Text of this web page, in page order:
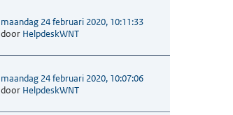
maandag 24 februari 2020, 10:11:33
door HelpdeskWNT
maandag 24 februari 2020, 10:07:06
door HelpdeskWNT